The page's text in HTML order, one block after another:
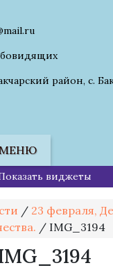
район, с.
МЕНЮ
виджеты
/ 23 февраля,
/ IMG_3194